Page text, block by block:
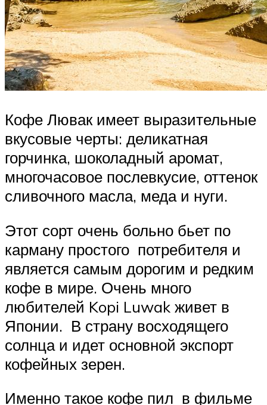
Кофе Лювак имеет выразительные
вкусовые черты: деликатная
горчинка, шоколадный аромат,
многочасовое послевкусие, оттенок
сливочного масла, меда и нуги.
Этот сорт очень больно бьет по
карману простого потребителя и
является самым дорогим и редким
кофе в мире. Очень много
любителей Kopi Luwak живет в
Японии. В страну восходящего
солнца и идет основной экспорт
кофейных зерен.
Именно такое кофе пил в фильме